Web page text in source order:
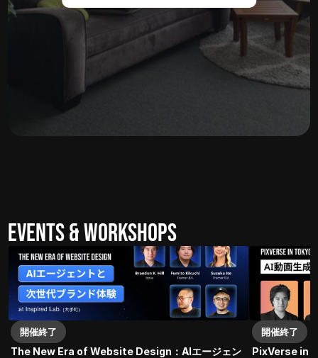
Events & Workshops
開催終了
The New Era of Website Design：AIエージェン
開催終了
PixVerse in